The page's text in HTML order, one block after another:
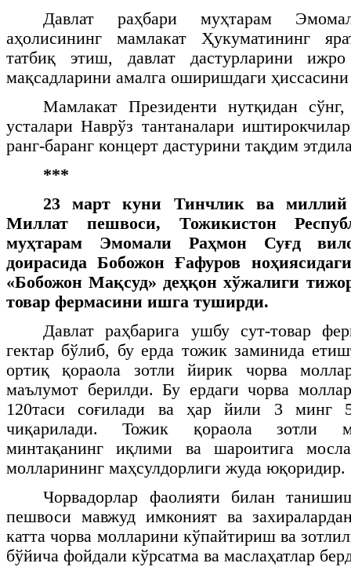
Давлат раҳбари муҳтарам
аҳолисининг мамлакат Ҳукуматининг
татбиқ этиш, давлат дастурларини
мақсадларини амалга оширишдаги
Мамлакат Президенти нутқидан сўнг,
усталари Наврўз тантаналари
ранг-баранг концерт дастурини тақдим
***
23 март куни Тинчлик ва миллий
Миллат пешвоси, Тожикистон
муҳтарам Эмомали Раҳмон Суғд
доирасида Бобожон Ғафуров
«Бобожон Мақсуд» деҳқон хўжалиги
товар фермасини ишга туширди.
Давлат раҳбарига ушбу сут-товар
гектар бўлиб, бу ерда тожик заминида
ортиқ қораола
зотли йирик чорва
маълумот берилди. Бу ердаги чорва
120таси соғилади ва ҳар йили 3 минг
чиқарилади. Тожик қораола зотли
минтақанинг иқлими ва шароитига
молларининг маҳсулдорлиги жуда юқоридир.
Чорвадорлар фаолияти билан
пешвоси мавжуд имконият ва
катта чорва молларини кўпайтириш ва
бўйича фойдали кўрсатма ва маслаҳатлар